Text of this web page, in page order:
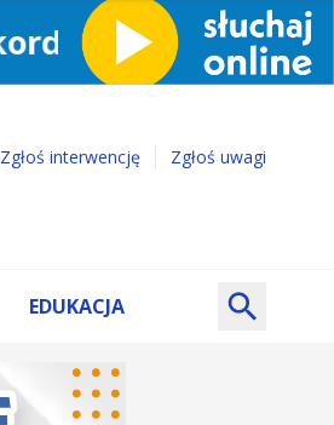
Zgłoś interwencję Zgłoś uwagi
EDUKACJA